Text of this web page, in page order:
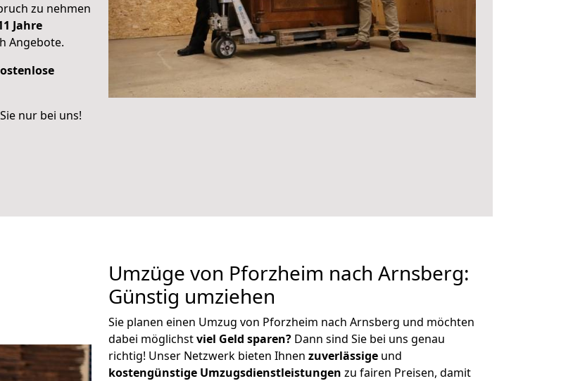
zu nehmen
Jahre
Angebote.
nur bei uns!
Umzüge von Pforzheim nach Arnsberg:
Günstig umziehen
Sie planen einen Umzug von Pforzheim nach Arnsberg und möchten
dabei möglichstviel Geld sparen? Dann sind Sie bei uns genau
richtig! Unser Netzwerk bieten Ihnen zuverlässige und
kostengünstige Umzugsdienstleistungen zu fairen Preisen, damit